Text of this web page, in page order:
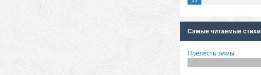
Самые читаемые стихи
Прелесть зимы